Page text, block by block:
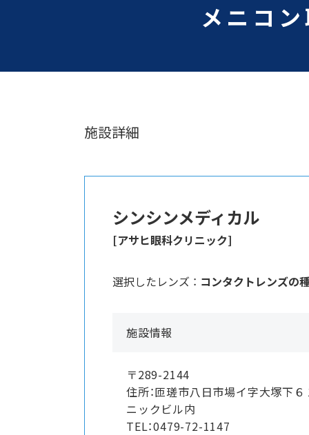
メニコ
施設詳細
シンシンメディカル
[アサヒ眼科クリニック]
選択したレンズ ： コンタクトレンズの
施設情報
〒289-2144
住所：匝瑳市八日市場イ字大塚下
ニックビル内
TEL：0479-72-1147